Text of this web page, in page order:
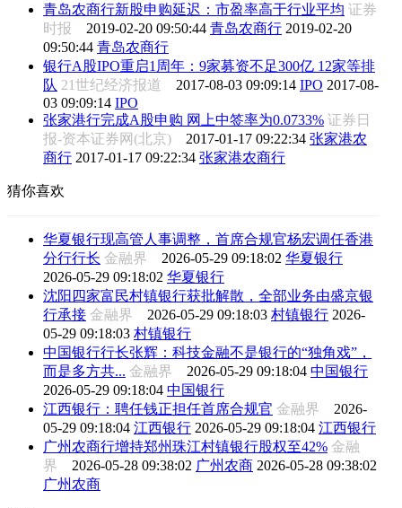
青岛农商行新股申购延迟：市盈率高于行业平均 证券
时报 2019-02-20 09:50:44 青岛农商行 2019-02-20
09:50:44 青岛农商行
银行A股IPO重启1周年：9家募资不足300亿 12家等排
队 21世纪经济报道 2017-08-03 09:09:14 IPO 2017-08-
03 09:09:14 IPO
张家港行完成A股申购 网上中签率为0.0733% 证券日
报-资本证券网(北京) 2017-01-17 09:22:34 张家港农
商行 2017-01-17 09:22:34 张家港农商行
猜你喜欢
华夏银行现高管人事调整，首席合规官杨宏调任香港
分行行长 金融界 2026-05-29 09:18:02 华夏银行
2026-05-29 09:18:02 华夏银行
沈阳四家富民村镇银行获批解散，全部业务由盛京银
行承接 金融界 2026-05-29 09:18:03 村镇银行 2026-
05-29 09:18:03 村镇银行
中国银行行长张辉：科技金融不是银行的“独角戏”，
而是多方共... 金融界 2026-05-29 09:18:04 中国银行
2026-05-29 09:18:04 中国银行
江西银行：聘任钱正担任首席合规官 金融界 2026-
05-29 09:18:04 江西银行 2026-05-29 09:18:04 江西银行
广州农商行增持郑州珠江村镇银行股权至42% 金融
界 2026-05-28 09:38:02 广州农商 2026-05-28 09:38:02
广州农商